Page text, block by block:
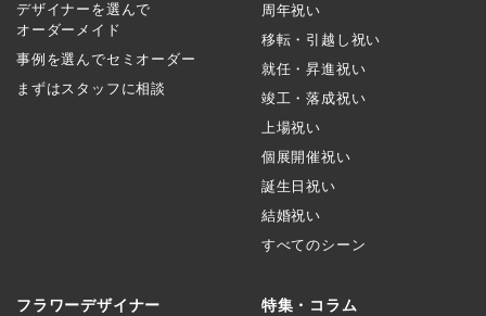
デザイナーを選んで
オーダーメイド
事例を選んでセミオーダー
まずはスタッフに相談
周年祝い
移転・引越し祝い
就任・昇進祝い
竣工・落成祝い
上場祝い
個展開催祝い
誕生日祝い
結婚祝い
すべてのシーン
フラワーデザイナー 特集・コラム